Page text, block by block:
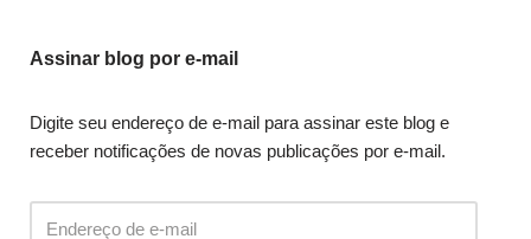
Assinar blog por e-mail
Digite seu endereço de e-mail para assinar este blog e
receber notificações de novas publicações por e-mail.